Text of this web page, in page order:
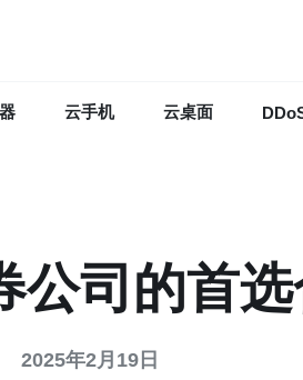
云手机 云桌面
公司的首
2025年2月19日